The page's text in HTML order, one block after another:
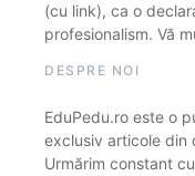
(cu link), ca o
profesionalism. Vă
DESPRE NOI
EduPedu.ro este o
exclusiv articole din
Urmărim constant